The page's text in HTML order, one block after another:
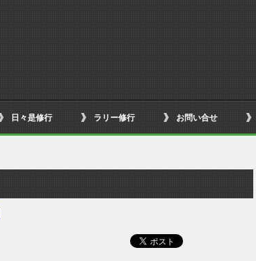
日々是修行 ラリー修行 お問い合せ